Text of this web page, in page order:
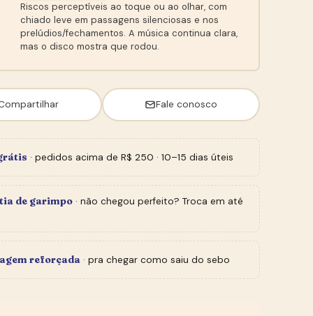
Riscos perceptíveis ao toque ou ao olhar, com
chiado leve em passagens silenciosas e nos
prelúdios/fechamentos. A música continua clara,
mas o disco mostra que rodou.
Fale conosco
· pedidos acima de R$ 250 · 10–15 dias úteis
de garimpo · não chegou perfeito? Troca em até
reforçada · pra chegar como saiu do sebo